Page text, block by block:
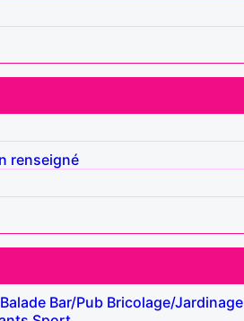
renseigné
Balade Bar/Pub Bricolage/Jardinage